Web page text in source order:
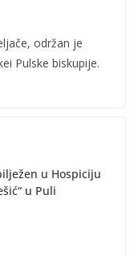
održan je
Pulske biskupije.
u Hospiciju
u Puli